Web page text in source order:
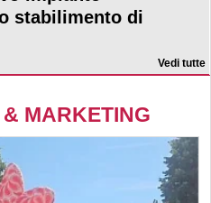
stabilimento di
Vedi tutte
MARKETING